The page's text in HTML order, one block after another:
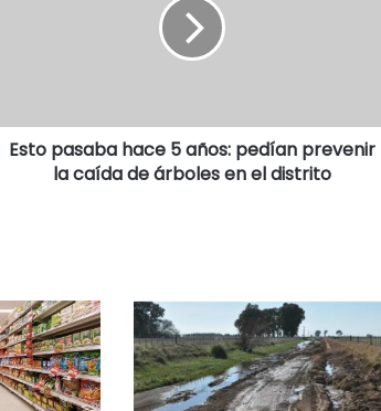
Esto pasaba hace 5 años: pedían prevenir
la caída de árboles en el distrito